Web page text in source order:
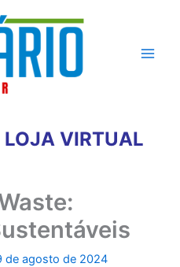
VIRTUAL
de agosto de 2024